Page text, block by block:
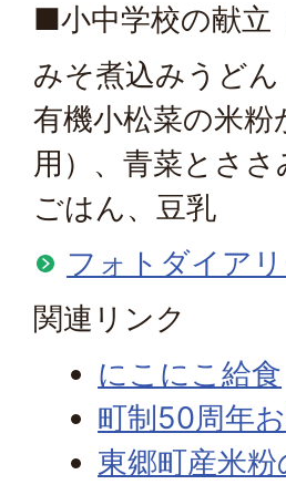
■小中学校の献立
みそ煮込みうど
有機小松菜の米
用）、青菜とさ
ごはん、豆乳
フォトダイア
関連リンク
にこにこ給食
町制50周年
東郷町産米